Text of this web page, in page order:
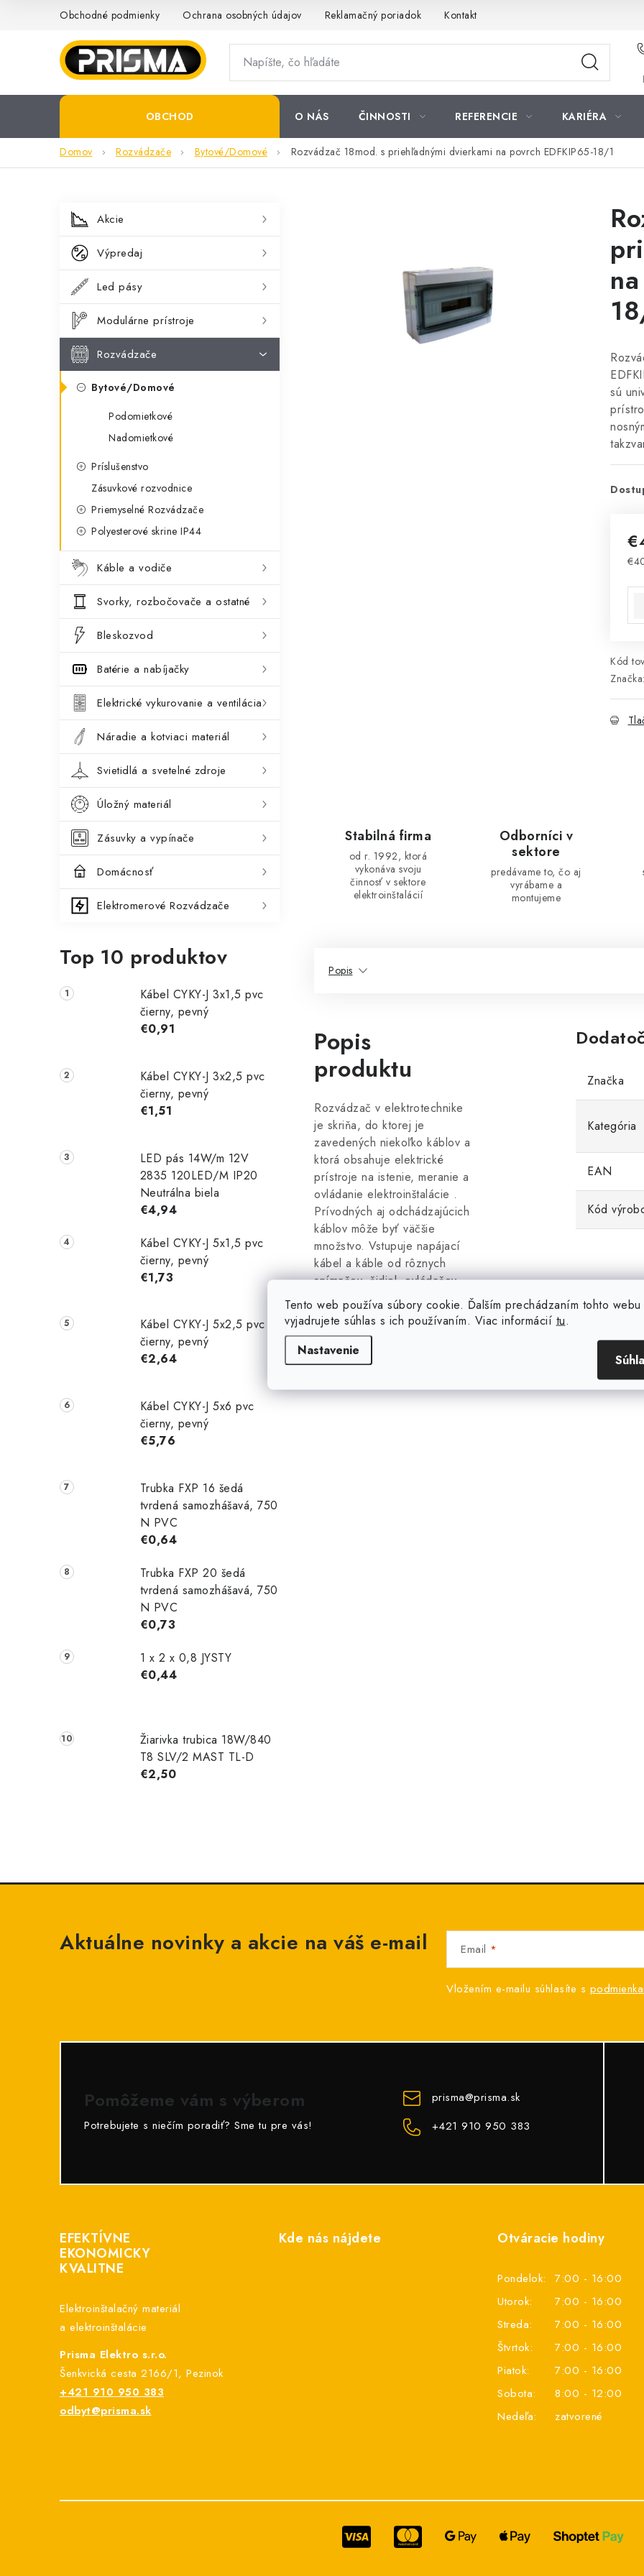
Tento web používa súbory cookie. Ďalším prechádzaním tohto webu
vyjadrujete súhlas s ich používaním. Viac informácií tu.
Nastavenie
Obchodné podmienky Ochrana osobných údajov Reklamačný poriadok Kontakt
OBCHOD O NÁS ČINNOSTI REFERENCIE KARIÉRA
Domov Rozvádzače Bytové/Domové Rozvádzač 18mod. s priehľadnými dvierkami na povrch EDFKIP65-18/1
B
o
č
n
p
a
Preskočiť
kategórie
K
a
g
ó
i
Akcie
Výpredaj
Led pásy
Modulárne prístroje
Rozvádzače
Bytové/Domové
Podomietkové
Nadomietkové
Príslušenstvo
Zásuvkové rozvodnice
Priemyselné Rozvádzače
Polyesterové skrine IP44
Káble a vodiče
Svorky, rozbočovače a ostatné
Bleskozvod
Batérie a nabíjačky
Elektrické vykurovanie a ventilácia
Náradie a kotviaci materiál
Svietidlá a svetelné zdroje
Úložný materiál
Zásuvky a vypínače
Domácnosť
Elektromerové Rozvádzače
Top 10 produktov
Kábel CYKY-J 3x1,5 pvc
čierny, pevný
€0,91
Kábel CYKY-J 3x2,5 pvc
čierny, pevný
€1,51
LED pás 14W/m 12V
2835 120LED/M IP20
Neutrálna biela
€4,94
Kábel CYKY-J 5x1,5 pvc
čierny, pevný
€1,73
Kábel CYKY-J 5x2,5 pvc
čierny, pevný
€2,64
Kábel CYKY-J 5x6 pvc
čierny, pevný
€5,76
Trubka FXP 16 šedá
tvrdená samozhášavá, 750
N PVC
€0,64
Trubka FXP 20 šedá
tvrdená samozhášavá, 750
N PVC
€0,73
1 x 2 x 0,8 JYSTY
€0,44
Žiarivka trubica 18W/840
T8 SLV/2 MAST TL-D
€2,50
sú
Kód
Stabilná firma
od r. 1992, ktorá
vykonáva svoju
činnosť v sektore
elektroinštalácií
Odborníci v
sektore
predávame to, čo aj
vyrábame a
montujeme
Popis
Popis
produktu
Rozvádzač v elektrotechnike
je skriňa, do ktorej je
zavedených niekoľko káblov a
ktorá obsahuje elektrické
prístroje na istenie, meranie a
ovládanie elektroinštalácie .
Prívodných aj odchádzajúcich
káblov môže byť väčšie
množstvo. Vstupuje napájací
kábel a káble od rôznych
snímačov, čidiel, ovládačov.
Vystupujú káble k ďalším
(podružným) rozvádzačom, k
jednotlivým spotrebičom
(elektrický sporák), alebo
zásuvkovým a svetelným
Značka
Kategória
EAN
Kód
Aktuálne novinky a akcie na váš e-mail Email
Vložením e-mailu súhlasíte s
Pomôžeme vám s výberom
Potrebujete s niečím poradiť? Sme tu pre vás!
prisma@prisma.sk
+421 910 950 383
EFEKTÍVNE
EKONOMICKY
KVALITNE
Elektroinštalačný materiál
a elektroinštalácie
Prisma Elektro s.r.o.
Šenkvická cesta 2166/1, Pezinok
+421 910 950 383
odbyt@prisma.sk
Kde nás nájdete Otváracie hodiny
Pondelok:
7:00 - 16:00
Utorok:
7:00 - 16:00
Streda:
7:00 - 16:00
Štvrtok:
7:00 - 16:00
Piatok:
7:00 - 16:00
Sobota:
8:00 - 12:00
Nedeľa:
zatvorené